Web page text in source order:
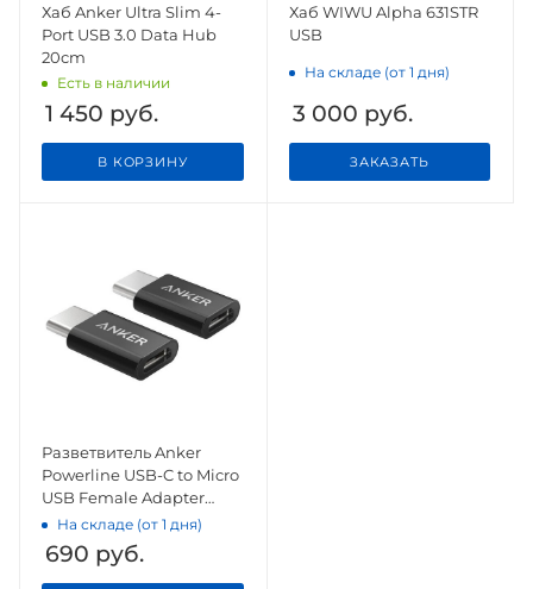
Хаб Anker Ultra Slim 4-
Port USB 3.0 Data Hub
20cm
Есть в наличии
1 450 руб.
В КОРЗИНУ
Хаб WIWU Alpha 631STR
USB
На складе (от 1 дня)
3 000 руб.
ЗАКАЗАТЬ
Разветвитель Anker
Powerline USB-C to Micro
USB Female Adapter
Black*2
На складе (от 1 дня)
690 руб.